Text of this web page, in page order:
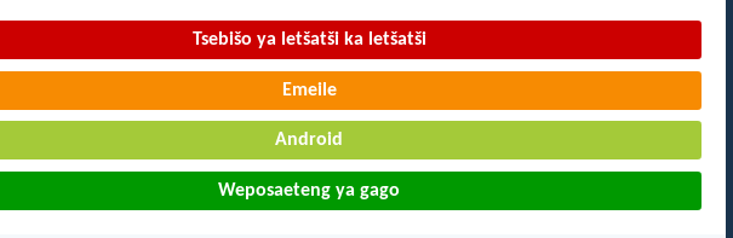
Tsebišo ya letšatši ka letšatši
Emeile
Android
Weposaeteng ya gago